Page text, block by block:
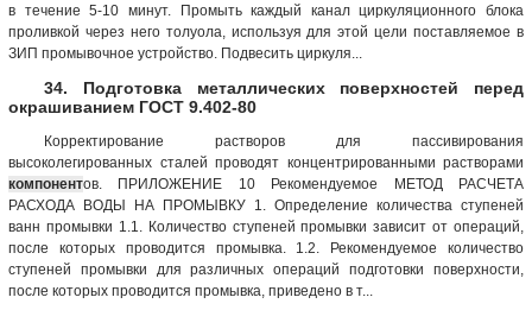
в течение 5-10 минут. Промыть каждый канал циркуляционного блока
проливкой через него толуола, используя для этой цели поставляемое в
ЗИП промывочное устройство. Подвесить циркуля...
34. Подготовка металлических поверхностей перед
окрашиванием ГОСТ 9.402-80
Корректирование растворов для пассивирования
высоколегированных стaлей проводят концентрированными растворами
компонентов. ПРИЛОЖЕНИЕ 10 Рекомендуемое МЕТОД РАСЧЕТА
РАСХОДА ВОДЫ НА ПРОМЫВКУ 1. Определение количества ступеней
ванн промывки 1.1. Количество ступеней промывки зависит от операций,
после которых проводится промывка. 1.2. Рекомендуемое количество
ступеней промывки для различных операций подготовки поверхности,
после которых проводится промывка, приведено в т...